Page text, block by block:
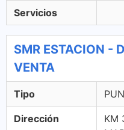
Servicios
SMR ESTACION -
VENTA
Tipo
Dirección
KM